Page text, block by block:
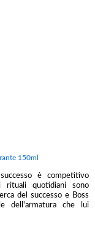
150ml
è competitivo
rituali quotidiani sono
del successo e Boss
dell'armatura che lui